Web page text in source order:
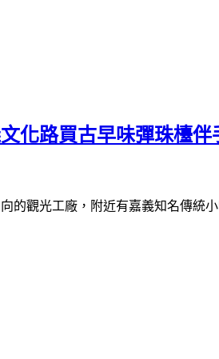
化路買古早味彈珠檯
的觀光工廠，附近有嘉義知名傳統